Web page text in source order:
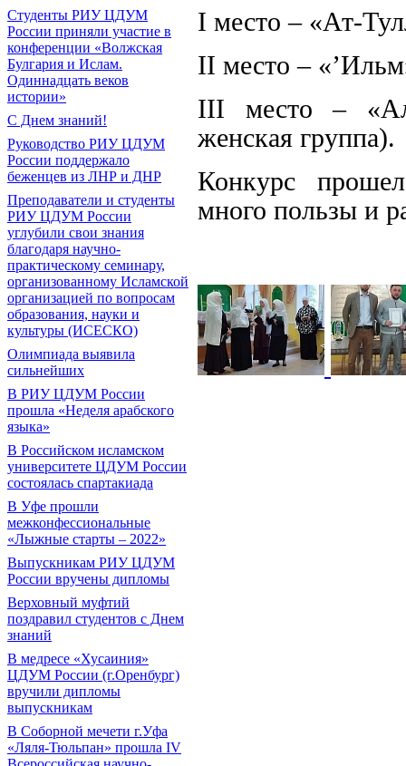
Студенты РИУ ЦДУМ
России приняли участие в
конференции «Волжская
Булгария и Ислам.
Одиннадцать веков
истории»
С Днем знаний!
Руководство РИУ ЦДУМ
России поддержало
беженцев из ЛНР и ДНР
Преподаватели и студенты
РИУ ЦДУМ России
углубили свои знания
благодаря научно-
практическому семинару,
организованному Исламской
организацией по вопросам
образования, науки и
культуры (ИСЕСКО)
Олимпиада выявила
сильнейших
В РИУ ЦДУМ России
прошла «Неделя арабского
языка»
В Российском исламском
университете ЦДУМ России
состоялась спартакиада
В Уфе прошли
межконфессиональные
«Лыжные старты – 2022»
Выпускникам РИУ ЦДУМ
России вручены дипломы
Верховный муфтий
поздравил студентов с Днем
знаний
В медресе «Хусаиния»
ЦДУМ России (г.Оренбург)
вручили дипломы
выпускникам
В Соборной мечети г.Уфа
«Ляля-Тюльпан» прошла IV
I место – «Ат-
II место –
III место –
женская группа).
Конкурс
много пользы и